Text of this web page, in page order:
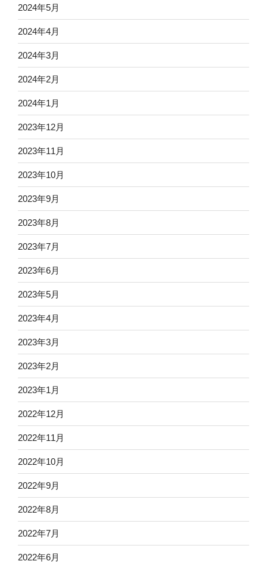
2024年5月
2024年4月
2024年3月
2024年2月
2024年1月
2023年12月
2023年11月
2023年10月
2023年9月
2023年8月
2023年7月
2023年6月
2023年5月
2023年4月
2023年3月
2023年2月
2023年1月
2022年12月
2022年11月
2022年10月
2022年9月
2022年8月
2022年7月
2022年6月